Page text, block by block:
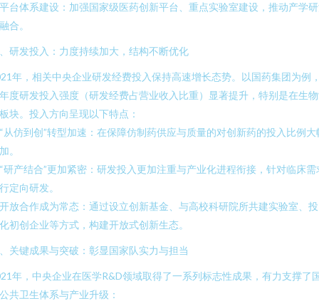
台体系建设：加强国家级医药创新平台、重点实验室建设，推动产学
合。
研发投入：力度持续加大，结构不断优化
年，相关中央企业研发经费投入保持高速增长态势。以国药集团为例
度研发投入强度（研发经费占营业收入比重）显著提升，特别是在生
块。投入方向呈现以下特点：
从仿到创”转型加速：在保障仿制药供应与质量的对创新药的投入比例大
。
研产结合”更加紧密：研发投入更加注重与产业化进程衔接，针对临床需
定向研发。
放合作成为常态：通过设立创新基金、与高校科研院所共建实验室、
初创企业等方式，构建开放式创新生态。
关键成果与突破：彰显国家队实力与担当
年，中央企业在医学R&D领域取得了一系列标志性成果，有力支撑了
共卫生体系与产业升级：